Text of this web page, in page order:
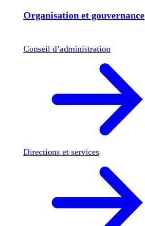
Organisation et gouvernance
Conseil d’administration
Directions et services